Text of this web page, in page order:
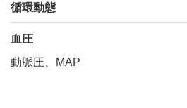
循環動態
血圧
動脈圧、MAP